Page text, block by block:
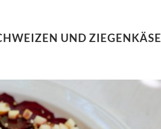
UND ZIEGENKÄSE